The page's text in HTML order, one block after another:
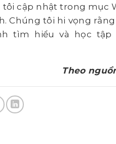
cập nhật trong mục
Chúng tôi hi vọng
tìm hiểu và học tập
Theo